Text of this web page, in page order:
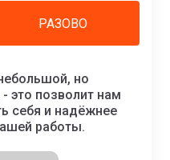
РАЗОВО
но
это позволит нам
себя и надёжнее
работы.